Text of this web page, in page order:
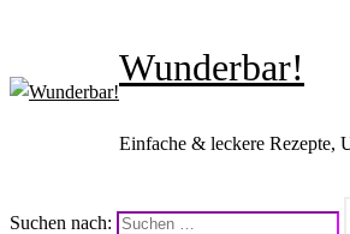
Wunderbar!
Einfache & leckere Rezepte,
Suchen nach: